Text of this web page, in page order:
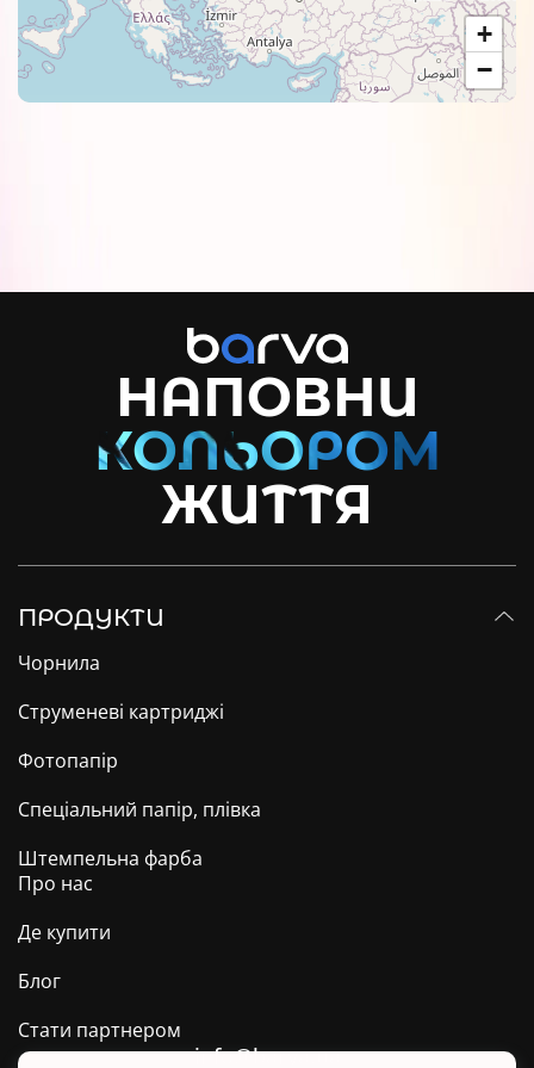
+
−
НАПОВНИ
ЖИТТЯ
ПРОДУКТИ
Чорнила
Струменеві картриджі
Фотопапір
Спеціальний папір, плівка
Штемпельна фарба
Про нас
Де купити
Блог
Стати партнером
info@barva.ua